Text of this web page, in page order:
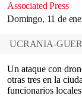
Associated Press
Domingo, 11 de
UCRANIA-
Un ataque con
otras tres en la
funcionarios